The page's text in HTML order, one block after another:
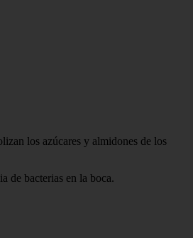
los azúcares y almidones de los
de bacterias en la boca.